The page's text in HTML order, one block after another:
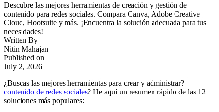
Descubre las mejores herramientas de creación y gestión de
contenido para redes sociales. Compara Canva, Adobe Creative
Cloud, Hootsuite y más. ¡Encuentra la solución adecuada para tus
necesidades!
Written By
Nitin Mahajan
Published on
July 2, 2026
¿Buscas las mejores herramientas para crear y administrar?
contenido de redes sociales? He aquí un resumen rápido de las 12
soluciones más populares: